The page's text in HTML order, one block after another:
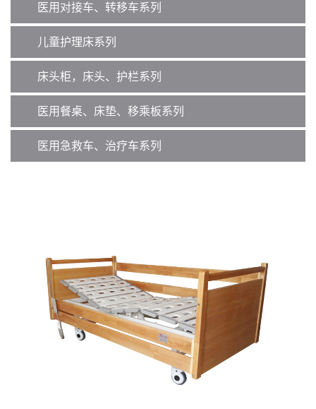
医用对接车、转移车系列
儿童护理床系列
床头柜，床头、护栏系列
医用餐桌、床垫、移乘板系列
医用急救车、治疗车系列